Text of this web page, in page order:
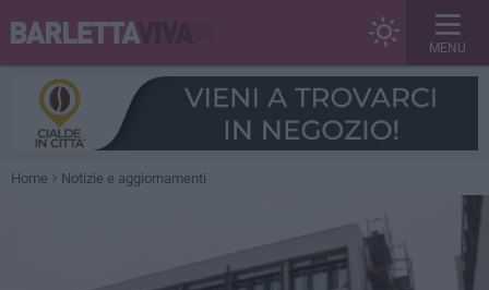
MENU
Home Notizie e aggiornamenti